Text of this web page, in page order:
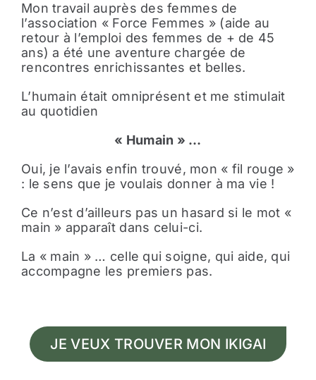
Mon travail auprès des femmes de
l’association « Force Femmes » (aide au
retour à l’emploi des femmes de + de 45
ans) a été une aventure chargée de
rencontres enrichissantes et belles.
L’humain était omniprésent et me stimulait
au quotidien
« Humain » …
Oui, je l’avais enfin trouvé, mon « fil rouge »
: le sens que je voulais donner à ma vie !
Ce n’est d’ailleurs pas un hasard si le mot «
main » apparaît dans celui-ci.
La « main » … celle qui soigne, qui aide, qui
accompagne les premiers pas.
JE VEUX TROUVER MON IKIGAI